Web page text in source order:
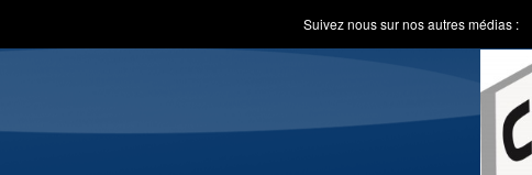
Suivez nous sur nos autres médias :